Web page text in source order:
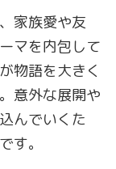
家族愛や友
マを内包して
物語を大きく
意外な展開や
んでいくた
す。